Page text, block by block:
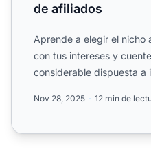
de afiliados
Aprende a elegir el nicho
con tus intereses y
considerable dispuesta a
Nov 28, 2025 12 min de